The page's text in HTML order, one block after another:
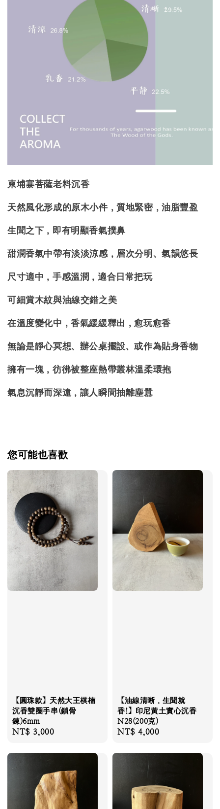
柬埔寨菩薩老料沉香
天然風化形成的原木小件，質地緊密，油脂豐盈
生聞之下，即有明顯香氣撲鼻
甜潤香氣中帶有淡淡涼感，層次分明、氣韻悠長
尺寸適中，手感溫潤，適合日常把玩
可細賞木紋與油線交錯之美
在溫度變化中，香氣緩緩釋出，愈玩愈香
無論是靜心冥想、辦公桌擺設、或作為貼身香物
擁有一塊，彷彿被整座熱帶叢林溫柔環抱
氣息沉靜而深遠，讓人瞬間抽離塵囂
您可能也喜歡
【圓珠款】天然大王棋楠
沉香雙圈手串(鎖骨
鍊)6mm
Regular
NT$ 3,000
【油線清晰，生聞就
香!】印尼黃土實心沉香
N28(200克)
Regular
NT$ 4,000